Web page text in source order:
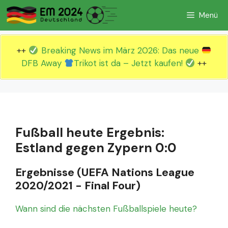
Zum
Inhalt
springen
Menü
++
Breaking News im März 2026: Das neue
DFB Away
Trikot ist da – Jetzt kaufen! ++
Fußball heute Ergebnis:
Estland gegen Zypern 0:0
Ergebnisse (UEFA Nations League
2020/2021 - Final Four)
Wann sind die nächsten Fußballspiele heute?